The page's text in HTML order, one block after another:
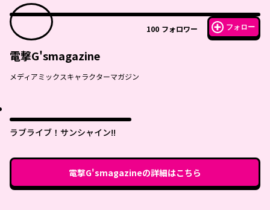
100 フォロワー フォロー
電撃G'smagazine
メディアミックスキャラクターマガジン
ラブライブ！サンシャイン!!
電撃G'smagazineの詳細はこちら